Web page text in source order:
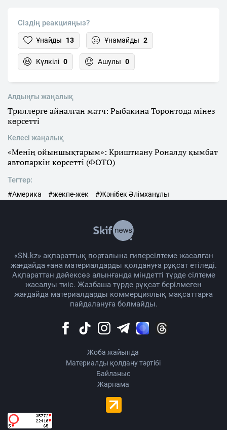
Сіздің реакцияңыз?
Ұнайды 13 Ұнамайды 2
Күлкілі 0 Ашулы 0
Алдыңғы жаңалық
Триллерге айналған матч: Рыбакина Торонтода мінез
көрсетті
Келесі жаңалық
«Менің ойыншықтарым»: Криштиану Роналду қымбат
автопаркін көрсетті (ФОТО)
Тегтер:
#Америка #жекпе-жек #Жәнібек Әлімханұлы
«SN.kz» ақпараттық порталына гиперсілтеме жасалған
жағдайда ғана материалдарды қолдануға рұқсат етіледі.
Ақпараттан дәйексөз алынғанда міндетті түрде сілтеме
жасалуы тиіс. Жазбаша түрде рұқсат берілмеген
жағдайда материалдарды коммерциялық мақсаттарға
пайдалануға болмайды.
Жоба жайында
Материалды қолдану тәртібі
Байланыс
Жарнама